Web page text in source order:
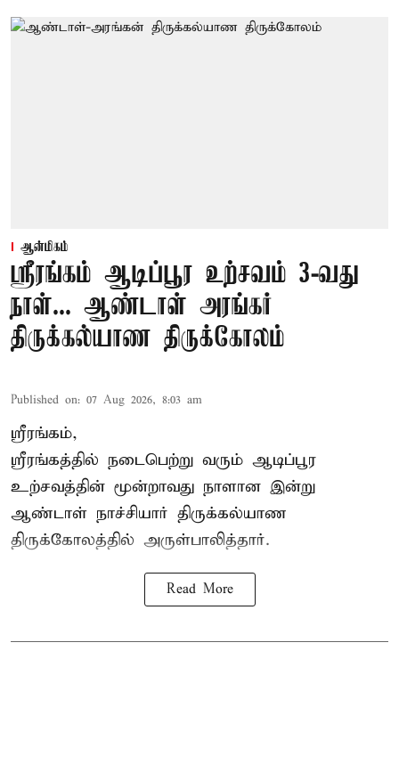
ஆன்மிகம்
ஸ்ரீரங்கம் ஆடிப்பூர உற்சவம் 3-வது
நாள்... ஆண்டாள் அரங்கர்
திருக்கல்யாண திருக்கோலம்
Published on: 07 Aug 2026, 8:03 am
ஸ்ரீரங்கம்,
ஸ்ரீரங்கத்தில் நடைபெற்று வரும் ஆடிப்பூர
உற்சவத்தின் மூன்றாவது நாளான இன்று
ஆண்டாள் நாச்சியார் திருக்கல்யாண
திருக்கோலத்தில் அருள்பாலித்தார்.
Read More